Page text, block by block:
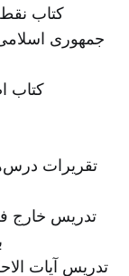
جمهوری
–